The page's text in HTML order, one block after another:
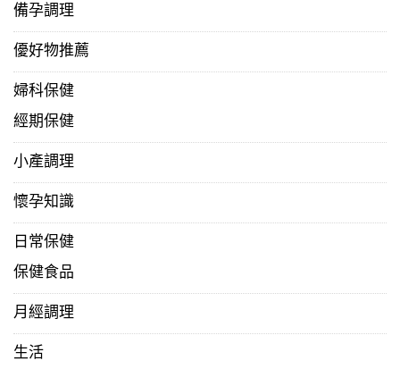
備孕調理
優好物推薦
婦科保健
經期保健
小產調理
懷孕知識
日常保健
保健食品
月經調理
生活